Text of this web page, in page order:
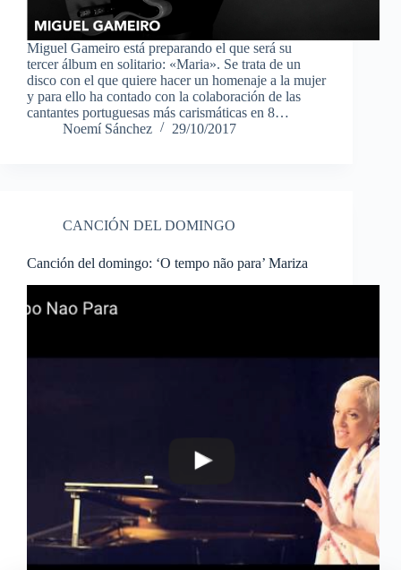
Miguel Gameiro está preparando el que será su
tercer álbum en solitario: «Maria». Se trata de un
disco con el que quiere hacer un homenaje a la mujer
y para ello ha contado con la colaboración de las
cantantes portuguesas más carismáticas en 8…
Noemí Sánchez
29/10/2017
CANCIÓN DEL DOMINGO
Canción del domingo: ‘O tempo não para’ Mariza